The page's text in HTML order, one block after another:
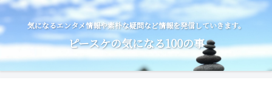
気になるエンタメ情報や素朴な疑問など情報を発信していきます。
ピースケの気になる100の事